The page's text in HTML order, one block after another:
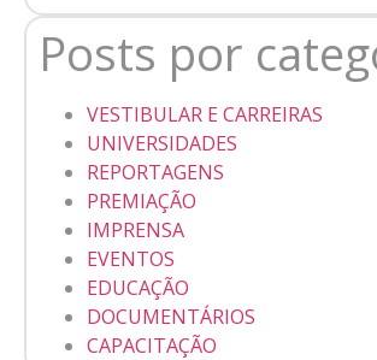
Posts por
VESTIBULAR E CARREIRAS
UNIVERSIDADES
REPORTAGENS
PREMIAÇÃO
IMPRENSA
EVENTOS
EDUCAÇÃO
DOCUMENTÁRIOS
CAPACITAÇÃO